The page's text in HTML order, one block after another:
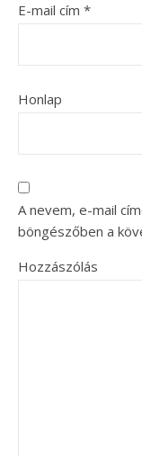
E-mail cím *
Honlap
A nevem, e-mail
böngészőben a
Hozzászólás